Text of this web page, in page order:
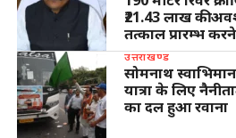
₹21.43 लाख की
तत्काल प्रारम्भ
उत्तराखण्ड
सोमनाथ
यात्रा के लिए
का दल हुआ रवाना